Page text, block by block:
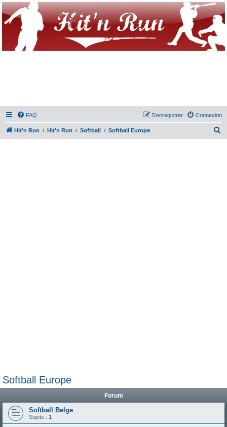
FAQ Connexion
S’enregistrer
Hit'n Run Hit'n Run Softball Softball Europe
Softball Europe
Forum
Softball Belge
Sujets : 1